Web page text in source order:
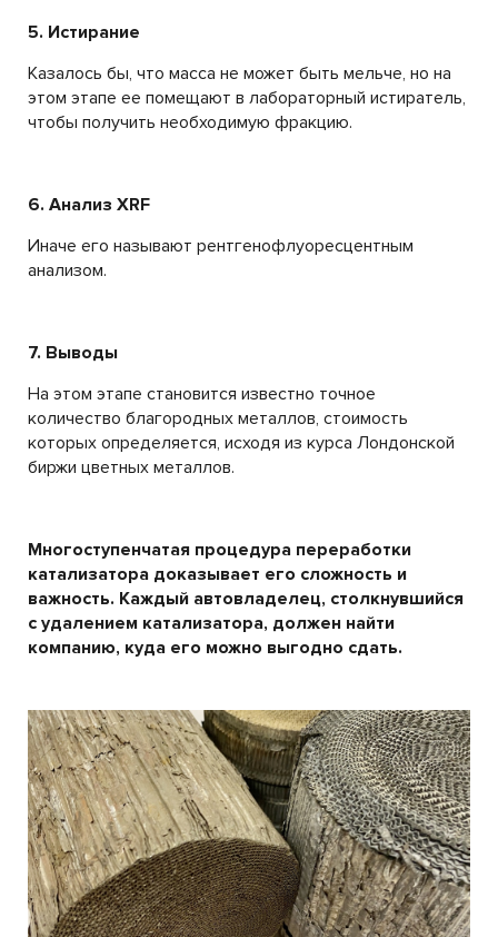
5. Истирание
Казалось бы, что масса не может быть мельче, но на
этом этапе ее помещают в лабораторный истиратель,
чтобы получить необходимую фракцию.
6. Анализ XRF
Иначе его называют рентгенофлуоресцентным
анализом.
7. Выводы
На этом этапе становится известно точное
количество благородных металлов, стоимость
которых определяется, исходя из курса Лондонской
биржи цветных металлов.
Многоступенчатая процедура переработки
катализатора доказывает его сложность и
важность. Каждый автовладелец, столкнувшийся
с удалением катализатора, должен найти
компанию, куда его можно выгодно сдать.